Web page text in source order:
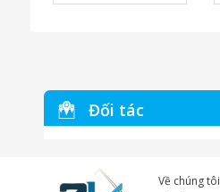
Đối tác
Về chúng tôi